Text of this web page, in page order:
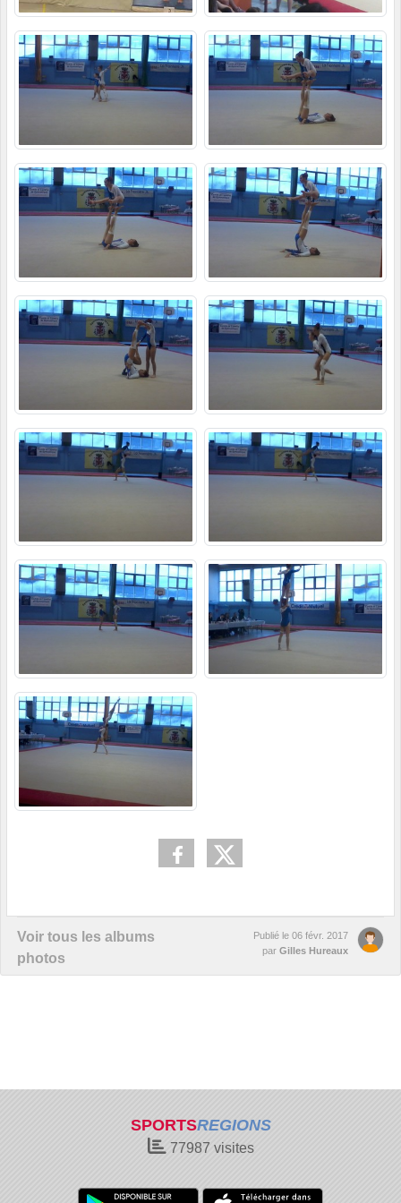
Voir tous les albums
photos
Publié le 06 févr. 2017
par Gilles Hureaux
SPORTSREGIONS
77987 visites